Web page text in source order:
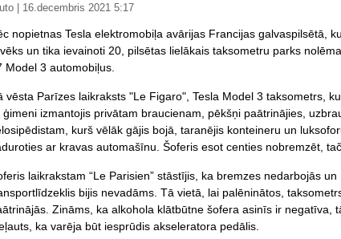
| 16.decembris 2021 5:17
nopietnas Tesla elektromobiļa avārijas Francijas galvaspilsētā,
un tika ievainoti 20, pilsētas lielākais taksometru parks
Model 3 automobiļus.
vēsta Parīzes laikraksts "Le Figaro", Tesla Model 3 taksometrs,
ģimeni izmantojis privātam braucienam, pēkšņi paātrinājies,
kurš vēlāk gājis bojā, taranējis konteineru un
ar kravas automašīnu. Šoferis esot centies nobremzēt,
laikrakstam “Le Parisien” stāstījis, ka bremzes nedarbojās un
bijis nevadāms. Tā vietā, lai palēninātos,
Zināms, ka alkohola klātbūtne šofera asinīs ir negatīva,
ka varēja būt iesprūdis akseleratora pedālis.